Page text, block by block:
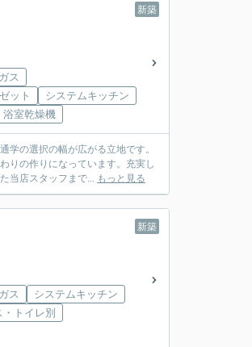
新築
ス
ット
システムキッチン
浴室乾燥機
の選択の幅が広がる立地です。
りの作りになっています。充実し
当店スタッフまで... もっと見る
新築
ス
システムキッチン
・トイレ別